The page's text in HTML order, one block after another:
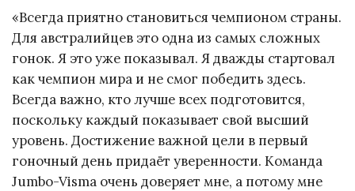
«Всегда приятно становиться чемпионом страны.
Для австралийцев это одна из самых сложных
гонок. Я это уже показывал. Я дважды стартовал
как чемпион мира и не смог победить здесь.
Всегда важно, кто лучше всех подготовится,
поскольку каждый показывает свой высший
уровень. Достижение важной цели в первый
гоночный день придаёт уверенности. Команда
Jumbo-Visma очень доверяет мне, а потому мне